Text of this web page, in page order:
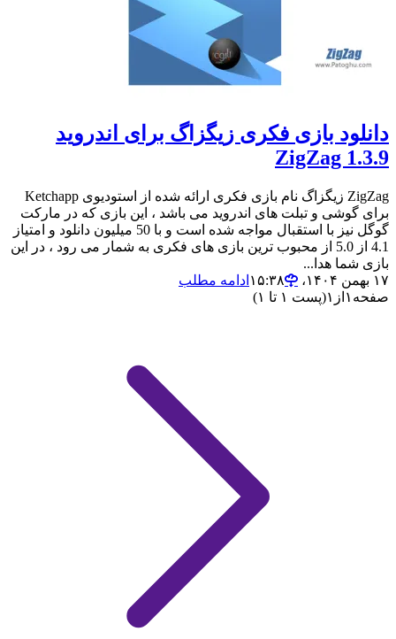
دانلود بازی فکری زیگزاگ برای اندروید
ZigZag 1.3.9
ZigZag زیگزاگ نام بازی فکری ارائه شده از استودیوی Ketchapp
برای گوشی و تبلت های اندروید می باشد ، این بازی که در مارکت
گوگل نیز با استقبال مواجه شده است و با 50 میلیون دانلود و امتیاز
4.1 از 5.0 از محبوب ترین بازی های فکری به شمار می رود ، در این
بازی شما هدا...
۱۷ بهمن ۱۴۰۴،‏ ۱۵:۳۸
ادامه مطلب
صفحه ۱ از ۱(پست ۱ تا ۱)